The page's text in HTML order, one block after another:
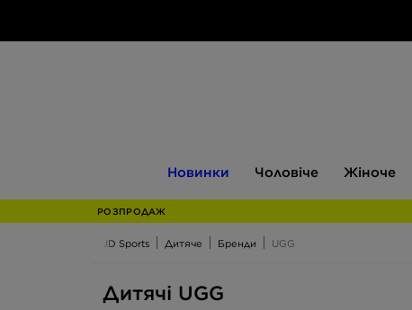
Новинки Чоловіче Жіноче
РОЗПРОДАЖ
JD Sports Дитяче Бренди UGG
Дитячі UGG